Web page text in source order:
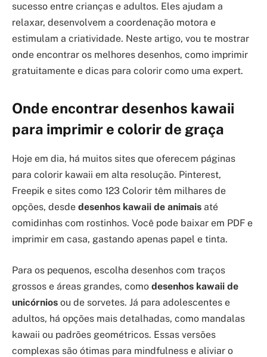
sucesso entre crianças e adultos. Eles ajudam a
relaxar, desenvolvem a coordenação motora e
estimulam a criatividade. Neste artigo, vou te mostrar
onde encontrar os melhores desenhos, como imprimir
gratuitamente e dicas para colorir como uma expert.
Onde encontrar desenhos kawaii
para imprimir e colorir de graça
Hoje em dia, há muitos sites que oferecem páginas
para colorir kawaii em alta resolução. Pinterest,
Freepik e sites como 123 Colorir têm milhares de
opções, desde desenhos kawaii de animais até
comidinhas com rostinhos. Você pode baixar em PDF e
imprimir em casa, gastando apenas papel e tinta.
Para os pequenos, escolha desenhos com traços
grossos e áreas grandes, como desenhos kawaii de
unicórnios ou de sorvetes. Já para adolescentes e
adultos, há opções mais detalhadas, como mandalas
kawaii ou padrões geométricos. Essas versões
complexas são ótimas para mindfulness e aliviar o